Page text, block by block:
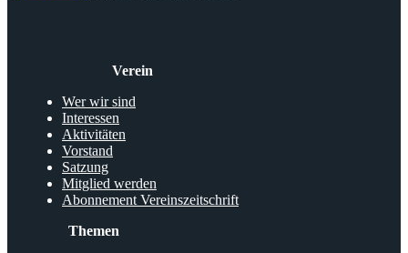
Verein
Wer wir sind
Interessen
Aktivitäten
Vorstand
Satzung
Mitglied werden
Abonnement Vereinszeitschrift
Themen